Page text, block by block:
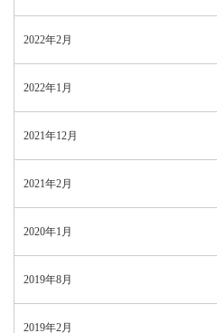
2022年2月
2022年1月
2021年12月
2021年2月
2020年1月
2019年8月
2019年2月